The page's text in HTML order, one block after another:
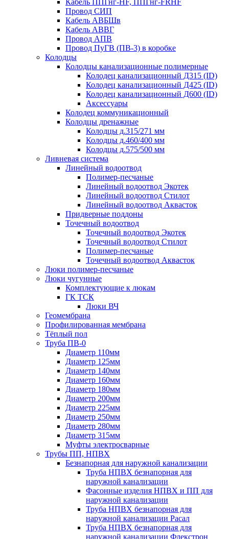
Провод СИП
Кабель АВБШв
Кабель АВВГ
Провод АПВ
Провод ПуГВ (ПВ-3) в коробке
Колодцы
Колодцы канализационные полимерные
Колодец канализационный Д315 (ID)
Колодец канализационный Д425 (ID)
Колодец канализационный Д600 (ID)
Аксессуары
Колодец коммуникационный
Колодцы дренажные
Колодцы д.315/271 мм
Колодцы д.460/400 мм
Колодцы д.575/500 мм
Ливневая система
Линейный водоотвод
Полимер-песчаные
Линейный водоотвод Экотек
Линейный водоотвод Стилот
Линейный водоотвод Аквасток
Придверные поддоны
Точечный водоотвод
Точечный водоотвод Экотек
Точечный водоотвод Стилот
Полимер-песчаные
Точечный водоотвод Аквасток
Люки полимер-песчаные
Люки чугунные
Комплектующие к люкам
ГК ТСК
Люки ВЧ
Геомембрана
Профилированная мембрана
Тёплый пол
Труба ПВ-0
Диаметр 110мм
Диаметр 125мм
Диаметр 140мм
Диаметр 160мм
Диаметр 180мм
Диаметр 200мм
Диаметр 225мм
Диаметр 250мм
Диаметр 280мм
Диаметр 315мм
Муфты электросварные
Трубы ПП, НПВХ
Безнапорная для наружной канализации
Труба НПВХ безнапорная для
наружной канализации
Фасонные изделия НПВХ и ПП для
наружной канализации
Труба НПВХ безнапорная для
наружной канализации Расал
Труба НПВХ безнапорная для
наружной канализации Флекстрон